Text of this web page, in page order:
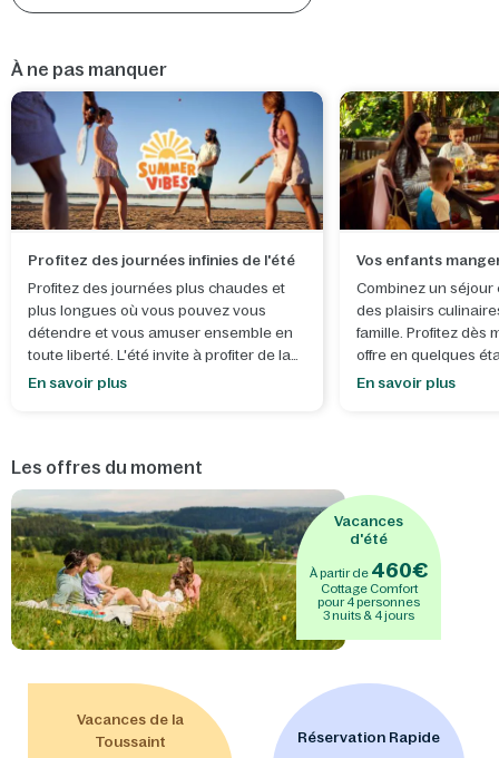
À ne pas manquer
Profitez des journées infinies de l'été
Profitez des journées plus chaudes et
plus longues où vous pouvez vous
détendre et vous amuser ensemble en
toute liberté. L'été invite à profiter de la
vie en plein air, à vivre des moments
- Laissez libre cours à votre créativité
lors de nosateliers d'été, où vous
réaliserez ensemble quelque chose de
beau, parfaitement adapté à la saison,
pour une dose supplémentaire de
convivialité estivale. Construisez et
décorez votre propremini-stand de
glacesou créez uncoffre au trésor
avec une serrurepour y garder vos
rien de tel que de profiter ensemble des
toboggans sensationnels d'
, une
façon parfaite de terminer
En savoir plus
Vos enfants
Combinez un séjour
des plaisirs
famille. Profitez dès
offre en quelques
démarrer votre
3. Dans votre panier,
sélectionnez
Pension"
section
minimum 1 forfait
souhaités
En savoir plus
Les offres du moment
Vacances
d'été
À partir de 460€
Cottage Comfort
pour 4 personnes
3 nuits & 4 jours
Vacances de la
Toussaint
Réservation Rapide